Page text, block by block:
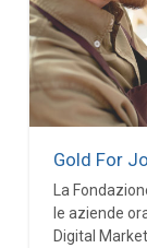
Gold For
La
le aziende
Digital